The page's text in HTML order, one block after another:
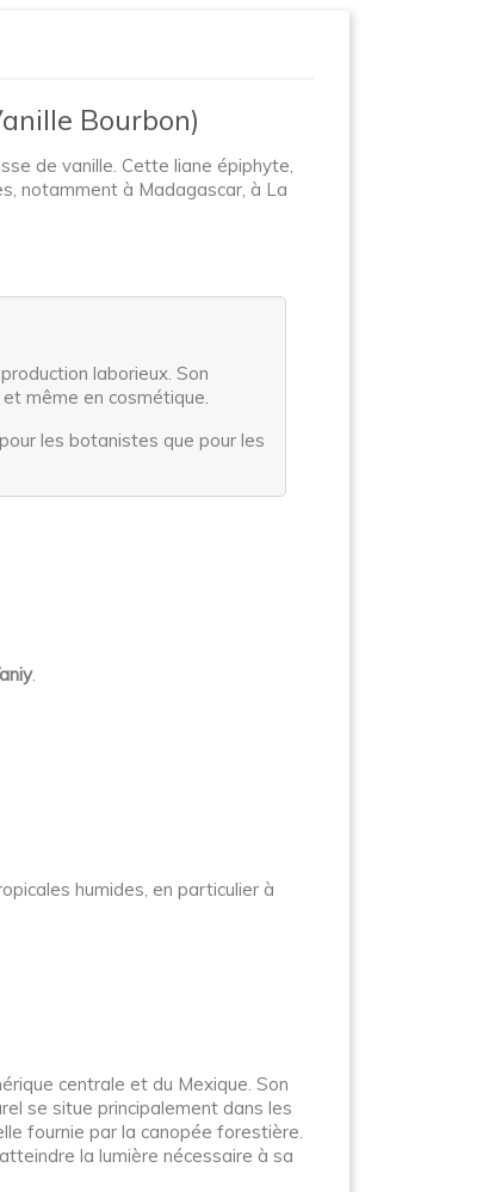
Bourbon)
de vanille. Cette liane épiphyte,
notamment à Madagascar, à La
laborieux. Son
même en cosmétique.
les botanistes que pour les
.
humides, en particulier à
centrale et du Mexique. Son
se situe principalement dans les
fournie par la canopée forestière.
la lumière nécessaire à sa